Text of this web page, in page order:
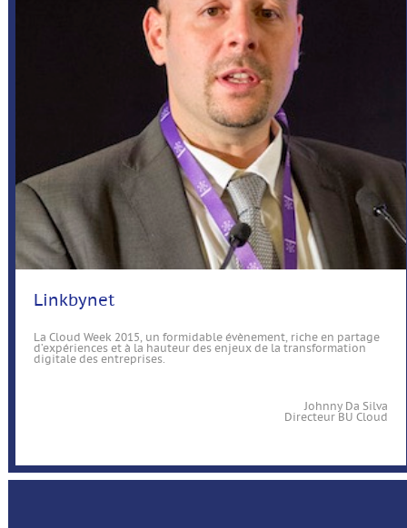
Linkbynet
La Cloud Week 2015, un formidable évènement, riche en partage
d’expériences et à la hauteur des enjeux de la transformation
digitale des entreprises.
Johnny Da Silva
Directeur BU Cloud